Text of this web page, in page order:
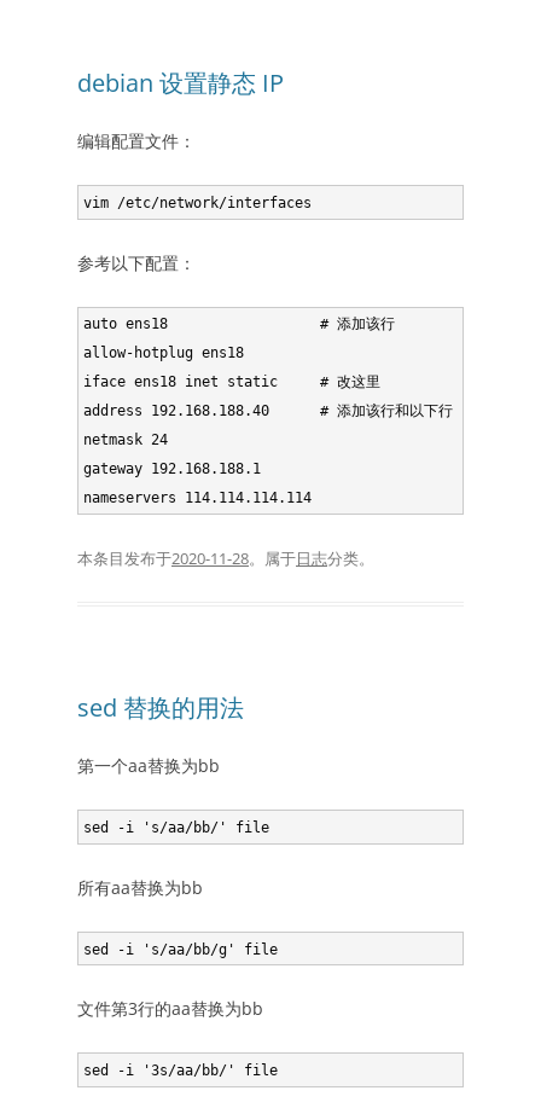
debian 设置静态 IP
编辑配置文件：
参考以下配置：
auto ens18                  # 添加该行
allow-hotplug ens18
iface ens18 inet static     # 改这里
address 192.168.188.40      # 添加该行和以下行
netmask 24
gateway 192.168.188.1
本条目发布于2020-11-28。属于日志分类。
sed 替换的用法
第一个aa替换为bb
所有aa替换为bb
文件第3行的aa替换为bb